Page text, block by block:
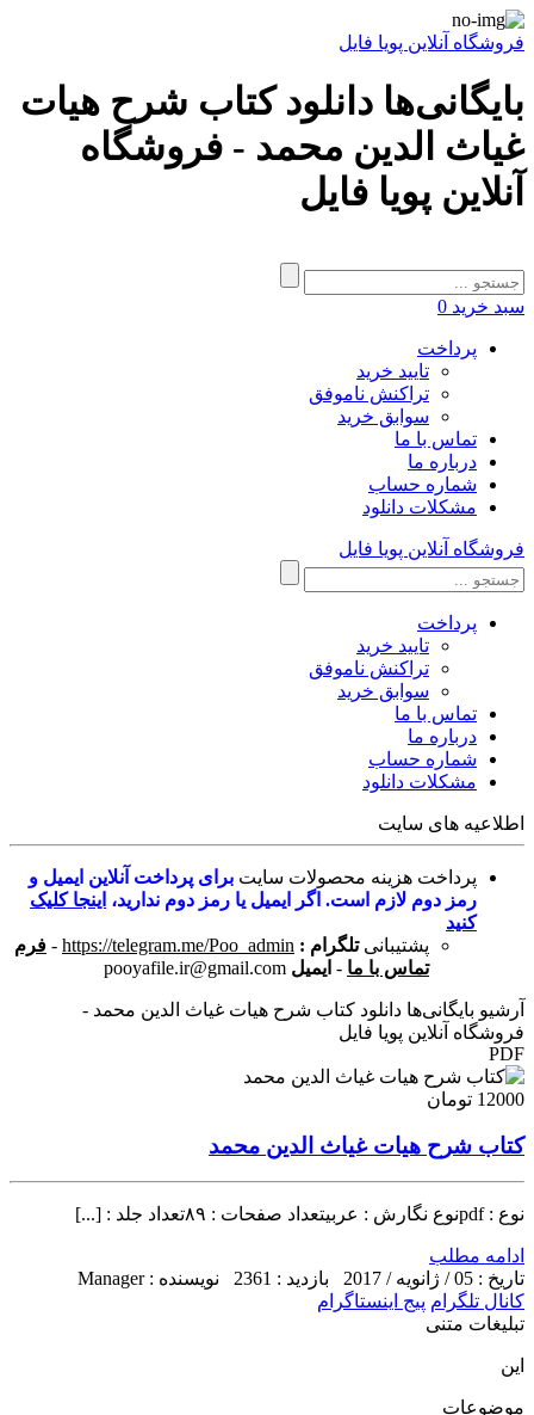
فروشگاه آنلاین پویا فایل
بایگانی‌ها دانلود کتاب شرح هیات
غیاث الدین محمد - فروشگاه
آنلاین پویا فایل
سبد خرید 0
پرداخت
تایید خرید
تراکنش ناموفق
سوابق خرید
تماس با ما
درباره ما
شماره حساب
مشکلات دانلود
فروشگاه آنلاین پویا فایل
پرداخت
تایید خرید
تراکنش ناموفق
سوابق خرید
تماس با ما
درباره ما
شماره حساب
مشکلات دانلود
اطلاعیه های سایت
پرداخت هزینه محصولات سایت برای پرداخت آنلاین ایمیل و
رمز دوم لازم است. اگر ایمیل یا رمز دوم ندارید، اینجا کلیک
کنید
پشتیبانی تلگرام : https://telegram.me/Poo_admin
- فرم
تماس با ما - ایمیل pooyafile.ir@gmail.com
آرشیو بایگانی‌ها دانلود کتاب شرح هیات غیاث الدین محمد -
فروشگاه آنلاین پویا فایل
PDF
12000 تومان
کتاب شرح هیات غیاث الدین محمد
نوع : pdfنوع نگارش : عربیتعداد صفحات : ۸۹تعداد جلد : [...]
ادامه مطلب
تاریخ : 05 / ژانویه / 2017
بازدید : 2361
نویسنده : Manager
کانال تلگرام پیج اینستاگرام
تبلیغات متنی
این
موضوعات